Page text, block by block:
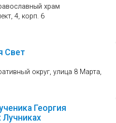
храм
4, корп. 6
Свет
округ, улица 8 Марта,
Георгия